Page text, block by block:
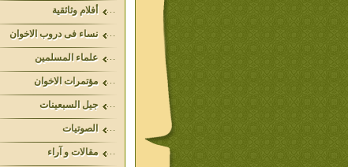
أفلام وثائقية
نساء فى دروب الاخوان
علماء المسلمين
مؤتمرات الاخوان
جيل السبعينات
الصوتيات
مقالات و آراء